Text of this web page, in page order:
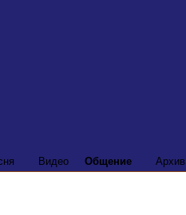
Видео Общение Архив